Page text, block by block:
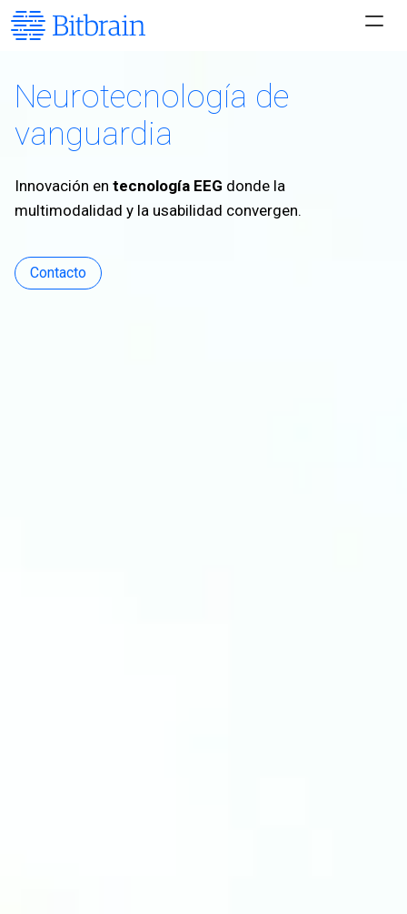
Neurotecnología de
vanguardia
Contacto
Innovación en tecnología EEG donde la
multimodalidad y la usabilidad convergen.